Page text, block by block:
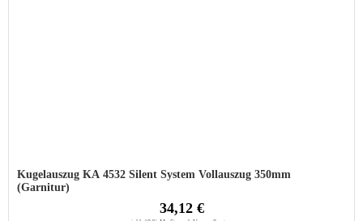
Kugelauszug KA 4532 Silent System Vollauszug 350mm
(Garnitur)
34,12 €